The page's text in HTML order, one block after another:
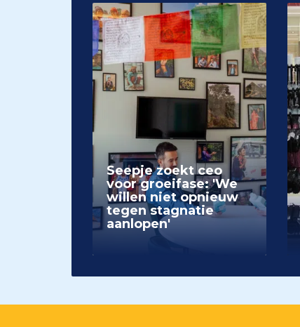
Seepje zoekt ceo
voor groeifase: 'We
willen niet opnieuw
tegen stagnatie
aanlopen'